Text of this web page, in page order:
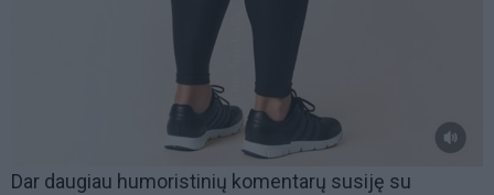
Dar daugiau humoristinių komentarų susiję su